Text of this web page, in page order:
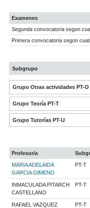
Examenes
Segunda convocatoria segon
Primera convocatoria segon
Subgrupo
Grupo Otras actividades PT-O
Grupo Teoría PT-T
Grupo Tutorías PT-U
Profesor/a
MARIA ADELAIDA
GARCIA GIMENO
PT-T
INMACULADA PITARCH
CASTELLANO
PT-T
RAFAEL VAZQUEZ
PT-T